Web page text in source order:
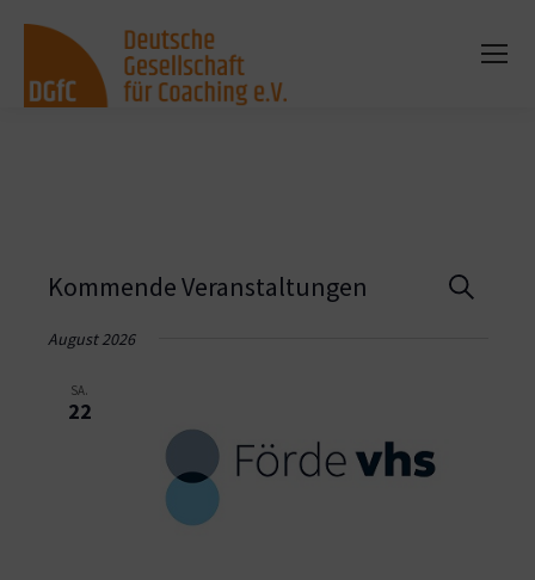
Suche
Kommende Veranstaltungen
August 2026
SA.
22